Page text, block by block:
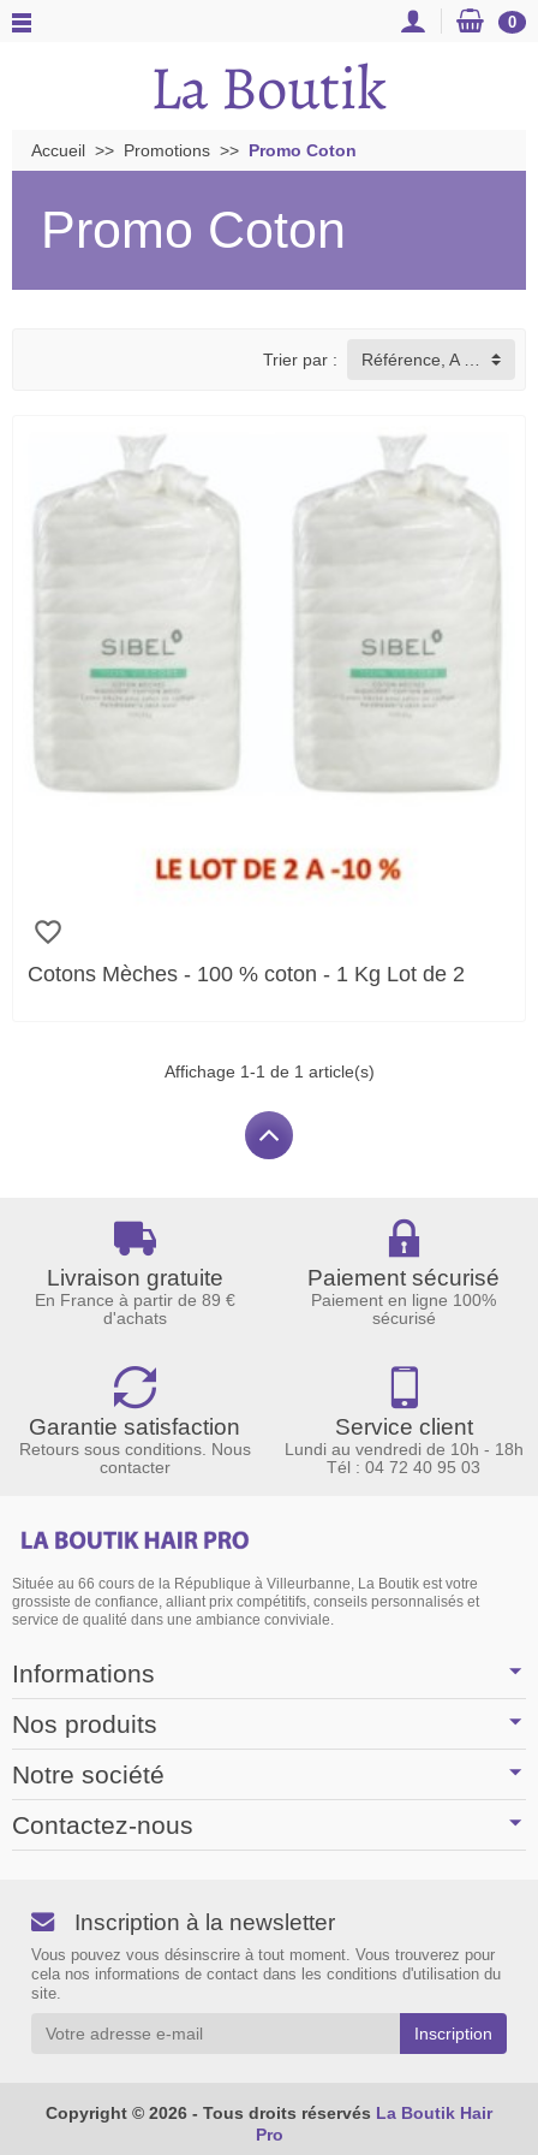
0
Accueil Promotions Promo Coton
Promo Coton
Trier par :
favorite_border
Cotons Mèches - 100 % coton - 1 Kg Lot de 2
Affichage 1-1 de 1 article(s)
Livraison gratuite
En France à partir de 89 €
d'achats
Paiement sécurisé
Paiement en ligne 100%
sécurisé
Garantie satisfaction
Retours sous conditions. Nous
contacter
Service client
Lundi au vendredi de 10h - 18h
Tél : 04 72 40 95 03
Située au 66 cours de la République à Villeurbanne, La Boutik est votre
grossiste de confiance, alliant prix compétitifs, conseils personnalisés et
service de qualité dans une ambiance conviviale.
Informations
Nos produits
Notre société
Contactez-nous
Inscription à la newsletter
Vous pouvez vous désinscrire à tout moment. Vous trouverez pour
cela nos informations de contact dans les conditions d'utilisation du
site.
Copyright © 2026 - Tous droits réservés La Boutik Hair
Pro